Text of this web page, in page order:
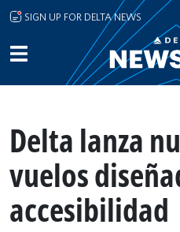
Skip to main content
SIGN UP FOR DELTA NEWS
Delta lanza
vuelos
accesibilidad